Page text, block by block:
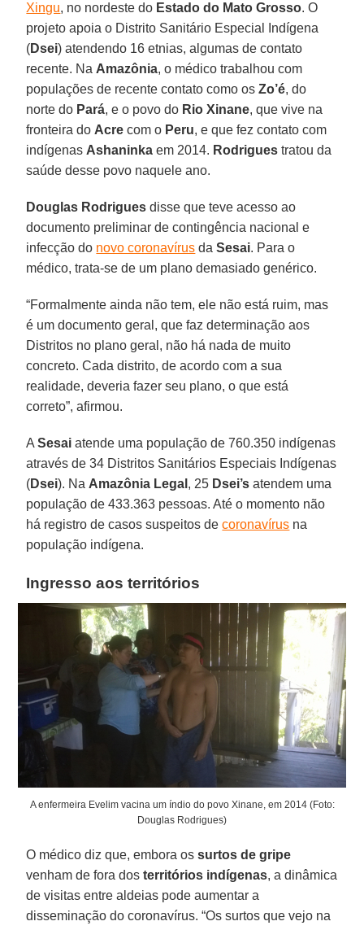
Xingu, no nordeste do Estado do Mato Grosso. O
projeto apoia o Distrito Sanitário Especial Indígena
(Dsei) atendendo 16 etnias, algumas de contato
recente. NaAmazônia, o médico trabalhou com
populações de recente contato como osZo’é, do
norte do Pará, e o povo do Rio Xinane, que vive na
fronteira doAcre com o Peru, e que fez contato com
indígenasAshaninka em 2014. Rodrigues tratou da
saúde desse povo naquele ano.
Douglas Rodrigues disse que teve acesso ao
documento preliminar de contingência nacional e
infecção do novo coronavírus daSesai. Para o
médico, trata-se de um plano demasiado genérico.
“Formalmente ainda não tem, ele não está ruim, mas
é um documento geral, que faz determinação aos
Distritos no plano geral, não há nada de muito
concreto. Cada distrito, de acordo com a sua
realidade, deveria fazer seu plano, o que está
correto”, afirmou.
ASesai atende uma população de 760.350 indígenas
através de 34 Distritos Sanitários Especiais Indígenas
(Dsei). NaAmazônia Legal , 25 Dsei’s atendem uma
população de 433.363 pessoas. Até o momento não
há registro de casos suspeitos decoronavírus na
população indígena.
Ingresso aos territórios
A enfermeira Evelim vacina um índio do povo Xinane, em 2014 (Foto:
Douglas Rodrigues)
O médico diz que, embora ossurtos de gripe
venham de fora dosterritórios indígenas, a dinâmica
de visitas entre aldeias pode aumentar a
disseminação do coronavírus. “Os surtos que vejo na